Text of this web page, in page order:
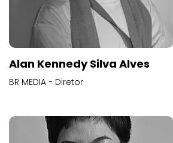
Alan Kennedy Silva Alves
BR MEDIA - Diretor